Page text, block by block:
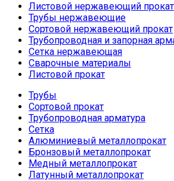
Листовой нержавеющий прокат
Трубы нержавеющие
Сортовой нержавеющий прокат
Трубопроводная и запорная
Сетка нержавеющая
Сварочные материалы
Листовой прокат
Трубы
Сортовой прокат
Трубопроводная арматура
Сетка
Алюминиевый металлопрокат
Бронзовый металлопрокат
Медный металлопрокат
Латунный металлопрокат